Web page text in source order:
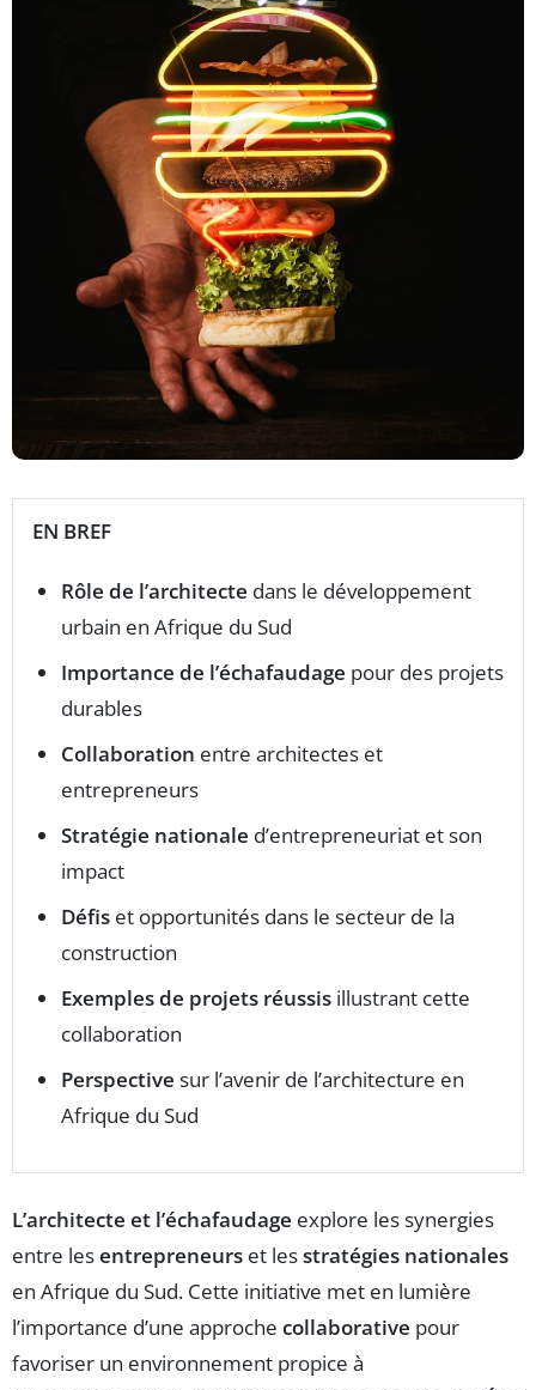
EN BREF
Rôle de l’architecte dans le développement
urbain en Afrique du Sud
Importance de l’échafaudage pour des projets
durables
Collaboration entre architectes et
entrepreneurs
Stratégie nationale d’entrepreneuriat et son
impact
Défis et opportunités dans le secteur de la
construction
Exemples de projets réussis illustrant cette
collaboration
Perspective sur l’avenir de l’architecture en
Afrique du Sud
L’architecte et l’échafaudage explore les synergies
entre lesentrepreneurs et lesstratégies nationales
en Afrique du Sud. Cette initiative met en lumière
l’importance d’une approche collaborative pour
favoriser un environnement propice à